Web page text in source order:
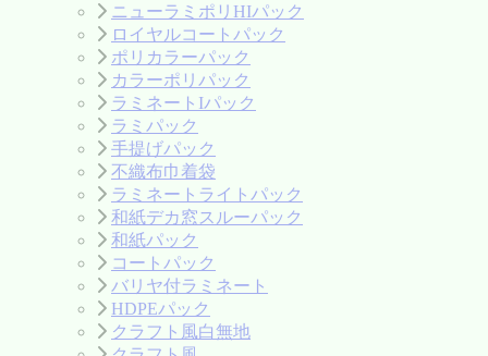
ニューラミポリHIパック
ロイヤルコートパック
ポリカラーパック
カラーポリパック
ラミネートIパック
ラミパック
手提げパック
不織布巾着袋
ラミネートライトパック
和紙デカ窓スルーパック
和紙パック
コートパック
バリヤ付ラミネート
HDPEパック
クラフト風白無地